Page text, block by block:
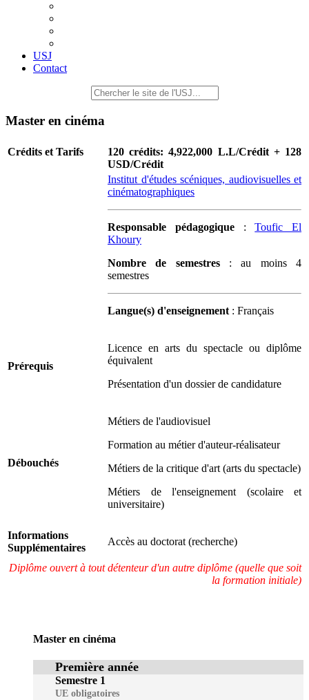
USJ
Contact
Master en cinéma
Crédits et Tarifs
120 crédits: 4,922,000 L.L/Crédit + 128
USD/Crédit
Institut d'études scéniques, audiovisuelles et
cinématographiques
Responsable pédagogique:Toufic El
Khoury
Nombre de semestres: au moins 4
semestres
Langue(s) d'enseignement: Français
Prérequis
Licence en arts du spectacle ou diplôme
équivalent
Présentation d'un dossier de candidature
Débouchés
Métiers de l'audiovisuel
Formation au métier d'auteur-réalisateur
Métiers de la critique d'art (arts du spectacle)
Métiers de l'enseignement (scolaire et
universitaire)
Informations
Supplémentaires
Accès au doctorat (recherche)
Diplôme ouvert à tout détenteur d'un autre diplôme (quelle que soit
la formation initiale)
Master en cinéma
Première année
Semestre 1
UE obligatoires